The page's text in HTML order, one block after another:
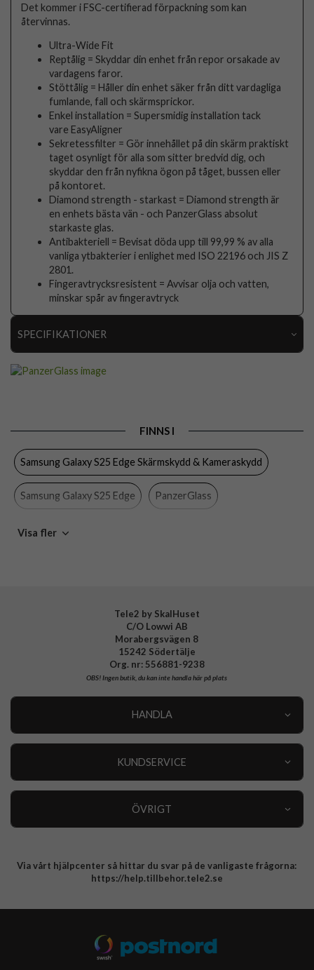
Det kommer i FSC-certifierad förpackning som kan
återvinnas.
Ultra-Wide Fit
Reptålig = Skyddar din enhet från repor orsakade av
vardagens faror.
Stöttålig = Håller din enhet säker från ditt vardagliga
fumlande, fall och skärmsprickor.
Enkel installation = Supersmidig installation tack
vare EasyAligner
Sekretessfilter = Gör innehållet på din skärm praktiskt
taget osynligt för alla som sitter bredvid dig, och
skyddar den från nyfikna ögon på tåget, bussen eller
på kontoret.
Diamond strength - starkast = Diamond strength är
en enhets bästa vän - och PanzerGlass absolut
starkaste glas.
Antibakteriell = Bevisat döda upp till 99,99 % av alla
vanliga ytbakterier i enlighet med ISO 22196 och JIS Z
2801.
Fingeravtrycksresistent = Avvisar olja och vatten,
minskar spår av fingeravtryck
SPECIFIKATIONER
Färg Genomskinlig, Svart
Tillverkarens art nr
FINNS I
Samsung Galaxy S25 Edge Skärmskydd & Kameraskydd
Samsung Galaxy S25 Edge PanzerGlass
Samsung Galaxy
Visa fler
Tele2 by SkalHuset
C/O Lowwi AB
Morabergsvägen 8
15242 Södertälje
Org. nr: 556881-9238
OBS!Ingen butik, du kan inte handla här på plats
HANDLA
KUNDSERVICE
ÖVRIGT
Integritetspolicy
Via vårt hjälpcenter så hittar du svar på de vanligaste frågorna:
https://help.tillbehor.tele2.se